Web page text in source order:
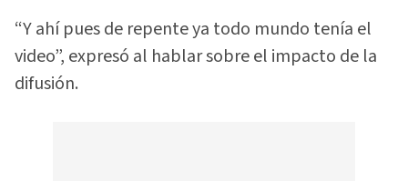
“Y ahí pues de repente ya todo mundo tenía el
video”, expresó al hablar sobre el impacto de la
difusión.